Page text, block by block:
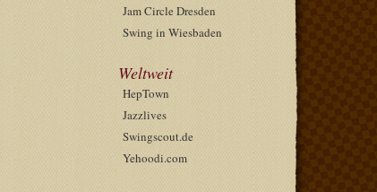
Jam Circle Dresden
Swing in Wiesbaden
Weltweit
HepTown
Jazzlives
Swingscout.de
Yehoodi.com